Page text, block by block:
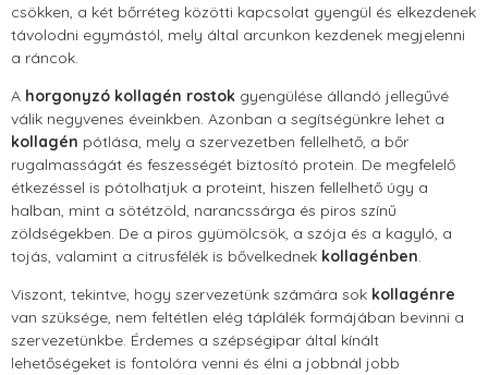
csökken, a két bőrréteg közötti kapcsolat gyengül és elkezdenek
távolodni egymástól, mely által arcunkon kezdenek megjelenni
a ráncok.
A horgonyzó kollagén rostok gyengülése állandó jellegűvé
válik negyvenes éveinkben. Azonban a segítségünkre lehet a
kollagén pótlása, mely a szervezetben fellelhető, a bőr
rugalmasságát és feszességét biztosító protein. De megfelelő
étkezéssel is pótolhatjuk a proteint, hiszen fellelhető úgy a
halban, mint a sötétzöld, narancssárga és piros színű
zöldségekben. De a piros gyümölcsök, a szója és a kagyló, a
tojás, valamint a citrusfélék is bővelkednek kollagénben.
Viszont, tekintve, hogy szervezetünk számára sok kollagénre
van szüksége, nem feltétlen elég táplálék formájában bevinni a
szervezetünkbe. Érdemes a szépségipar által kínált
lehetőségeket is fontolóra venni és élni a jobbnál jobb